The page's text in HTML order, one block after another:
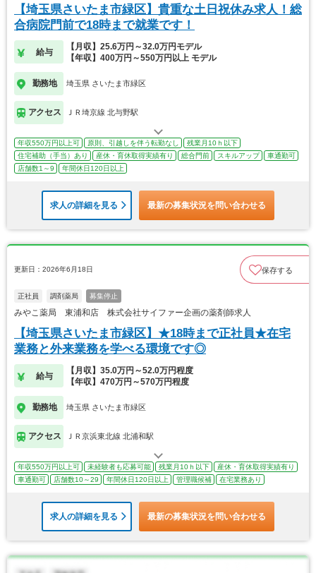
【埼玉県さいたま市緑区】貴重な土日祝休み求人！総
合病院門前で18時まで就業です！
給与
【月収】25.6万円～32.0万円モデル
【年収】400万円～550万円以上 モデル
勤務地 埼玉県 さいたま市緑区
アクセス ＪＲ埼京線 北与野駅
年収550万円以上可 原則、引越しを伴う転勤なし
残業月10ｈ以下
住宅補助（手当）あり
産休・育休取得実績有り 総合門前 スキルアップ
車通勤可
店舗数1～9
年間休日120日以上
求人の詳細を見る 最新の募集状況を問い合わせる
更新日：2026年6月18日 保存する
正社員 調剤薬局 募集停止
みやこ薬局 東浦和店 株式会社サイファー企画の薬剤師求人
【埼玉県さいたま市緑区】★18時まで正社員★在宅
業務と外来業務を学べる環境です◎
給与
【月収】35.0万円～52.0万円程度
【年収】470万円～570万円程度
勤務地 埼玉県 さいたま市緑区
アクセス ＪＲ京浜東北線 北浦和駅
年収550万円以上可 未経験者も応募可能 残業月10ｈ以下
産休・育休取得実績有り
車通勤可
店舗数10～29 年間休日120日以上 管理職候補 在宅業務あり
求人の詳細を見る 最新の募集状況を問い合わせる